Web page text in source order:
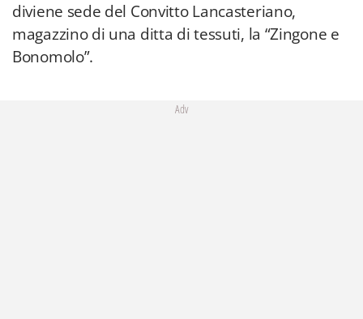
diviene sede del Convitto Lancasteriano,
magazzino di una ditta di tessuti, la “Zingone e
Bonomolo”.
Adv